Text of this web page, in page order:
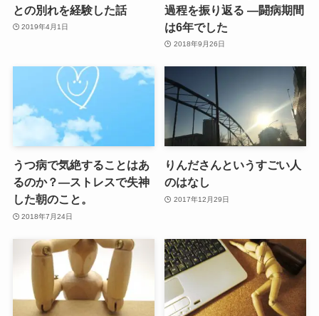
との別れを経験した話
2019年4月1日
過程を振り返る ―闘病期間
は6年でした
2018年9月26日
うつ病で気絶することはあ
るのか？―ストレスで失神
した朝のこと。
2018年7月24日
りんださんというすごい人
のはなし
2017年12月29日